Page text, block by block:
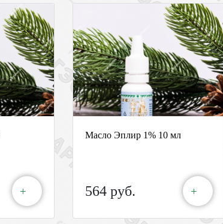
+
Масло Эплир 1% 10 мл
564 руб. +